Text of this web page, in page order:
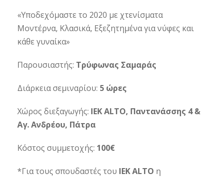
«Υποδεχόμαστε το 2020 με χτενίσματα
Μοντέρνα, Κλασικά, Εξεζητημένα για νύφες και
κάθε γυναίκα»
Παρουσιαστής: Τρύφωνας Σαμαράς
Διάρκεια σεμιναρίου: 5 ώρες
Χώρος διεξαγωγής: ΙΕΚALTO, Παντανάσσης 4 &
Αγ. Ανδρέου, Πάτρα
Κόστος συμμετοχής: 100€
*Για τους σπουδαστές του ΙΕΚALTO η